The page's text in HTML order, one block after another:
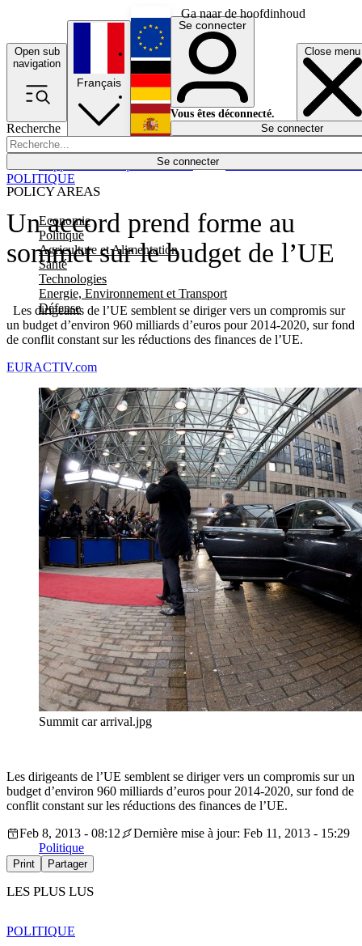
Ga naar de hoofdinhoud
Open sub
navigation
Close menu
Recherche
Se connecter
POLICY AREAS
Economie
Politique
Agriculture et Alimentation
Santé
Technologies
Energie, Environnement et Transport
Défense
Économie
Français
English
Deutsch
Español
Se connecter
Vous êtes déconnecté.
Se connecter
Un accord prend forme au
sommet sur le budget de l’UE
Les dirigeants de l’UE semblent se diriger vers un compromis sur
un budget d’environ 960 milliards d’euros pour 2014-2020, sur fond
de conflit constant sur les réductions des finances de l’UE.
POLITIQUE
EURACTIV.com
Summit car arrival.jpg
Les dirigeants de l’UE semblent se diriger vers un compromis sur un
budget d’environ 960 milliards d’euros pour 2014-2020, sur fond de
conflit constant sur les réductions des finances de l’UE.
Feb 8, 2013 - 08:12
Dernière mise à jour: Feb 11, 2013 - 15:29
Politique
Print Partager
LES PLUS LUS
POLITIQUE